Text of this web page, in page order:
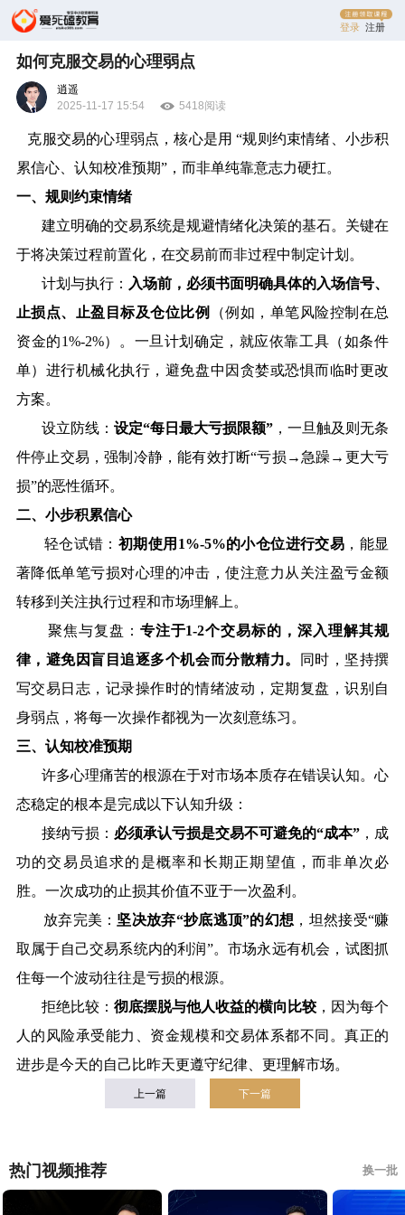
登录 注册
如何克服交易的心理弱点
逍遥
2025-11-17 15:54
5418阅读
克服交易的心理弱点，核心是用 “规则约束情绪、小步积
累信心、认知校准预期”，而非单纯靠意志力硬扛。
一、规则约束情绪
建立明确的交易系统是规避情绪化决策的基石。关键在
于将决策过程前置化，在交易前而非过程中制定计划。
计划与执行： 入场前，必须书面明确具体的入场信号、
止损点、止盈目标及仓位比例
（例如，单笔风险控制在总
资金的1%-2%）。一旦计划确定，就应依靠工具（如条件
单）进行机械化执行，避免盘中因贪婪或恐惧而临时更改
方案。
设立防线： 设定“每日最大亏损限额” ，一旦触及则无条
件停止交易，强制冷静，能有效打断“亏损 → 急躁→ 更大亏
损”的恶性循环。
二、小步积累信心
轻仓试错： 初期使用 1%-5%的小仓位进行交易 ，能显
著降低单笔亏损对心理的冲击，使注意力从关注盈亏金额
转移到关注执行过程和市场理解上。
聚焦与复盘： 专注于1-2个交易标的，深入理解其规
律，避免因盲目追逐多个机会而分散精力。
同时，坚持撰
写交易日志，记录操作时的情绪波动，定期复盘，识别自
身弱点，将每一次操作都视为一次刻意练习。
三、认知校准预期
许多心理痛苦的根源在于对市场本质存在错误认知。心
态稳定的根本是完成以下认知升级：
接纳亏损： 必须承认亏损是交易不可避免的“成本” ，成
功的交易员追求的是概率和长期正期望值，而非单次必
胜。一次成功的止损其价值不亚于一次盈利。
放弃完美： 坚决放弃“抄底逃顶”的幻想 ，坦然接受“赚
取属于自己交易系统内的利润”。市场永远有机会，试图抓
住每一个波动往往是亏损的根源。
拒绝比较： 彻底摆脱与他人收益的横向比较 ，因为每个
人的风险承受能力、资金规模和交易体系都不同。真正的
进步是今天的自己比昨天更遵守纪律、更理解市场。
上一篇 下一篇
热门视频推荐 换一批